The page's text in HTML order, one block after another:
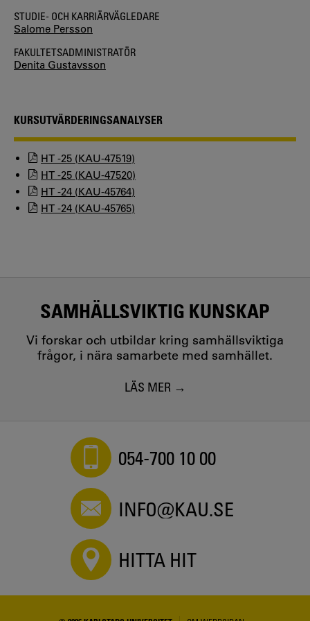
STUDIE- OCH KARRIÄRVÄGLEDARE
Salome Persson
FAKULTETSADMINISTRATÖR
Denita Gustavsson
KURSUTVÄRDERINGSANALYSER
HT -25 (KAU-47519)
HT -25 (KAU-47520)
HT -24 (KAU-45764)
HT -24 (KAU-45765)
SAMHÄLLSVIKTIG KUNSKAP
Vi forskar och utbildar kring samhällsviktiga
frågor, i nära samarbete med samhället.
LÄS MER
054-700 10 00
INFO@KAU.SE
HITTA HIT